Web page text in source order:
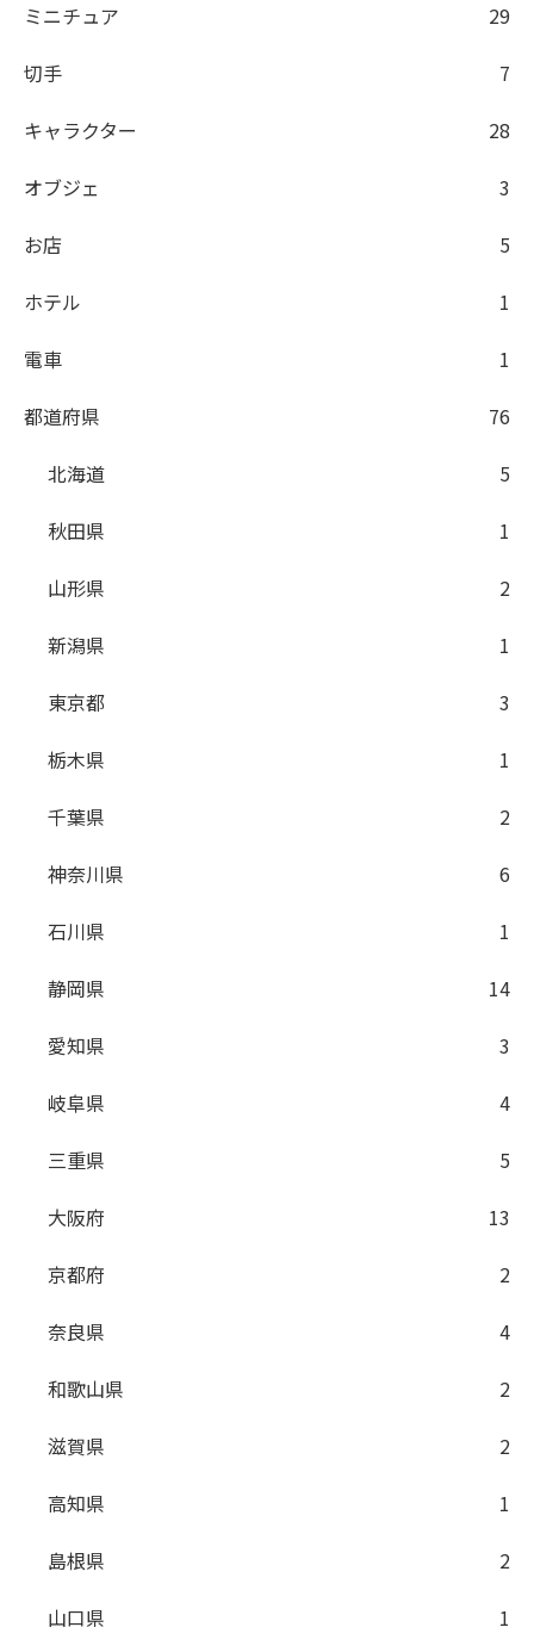
ミニチュア
29
切手
7
キャラクター
28
オブジェ
3
お店
5
ホテル
1
電車
1
都道府県
76
北海道
5
秋田県
1
山形県
2
新潟県
1
東京都
3
栃木県
1
千葉県
2
神奈川県
6
石川県
1
静岡県
14
愛知県
3
岐阜県
4
三重県
5
大阪府
13
京都府
2
奈良県
4
和歌山県
2
滋賀県
2
高知県
1
島根県
2
山口県
1